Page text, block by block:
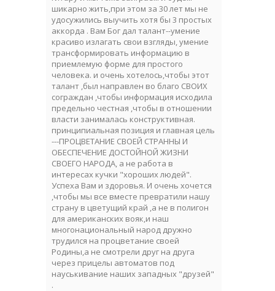
шикарно жить,при этом за 30 лет мы не
удосужились выучить хотя бы 3 простых
аккорда . Вам Бог дал талант--умение
красиво излагать свои взгляды, умение
трансформировать информацию в
приемлемую форме для простого
человека. и очень хотелось,чтобы этот
талант ,был направлен во благо СВОИХ
сограждан ,чтобы информация исходила
предельно честная ,чтобы в отношении
власти занималась конструктивная.
принципиальная позиция и главная цель
---ПРОЦВЕТАНИЕ СВОЕЙ СТРАННЫ И
ОБЕСПЕЧЕНИЕ ДОСТОЙНОЙ ЖИЗНИ
СВОЕГО НАРОДА, а не работа в
интересах кучки "хороших людей".
Успеха Вам и здоровья. И очень хочется
,чтобы мы все вместе превратили нашу
страну в цветущий край ,а не в полигон
для американских вояк,и наш
многонациональный народ дружно
трудился на процветание своей
Родины,а не смотрели друг на друга
через прицелы автоматов под
науськивание наших западных "друзей"
.